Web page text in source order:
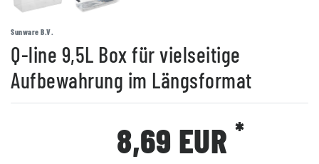
Sunware B.V.
Q-line 9,5L Box für vielseitige
Aufbewahrung im Längsformat
8,69 EUR *